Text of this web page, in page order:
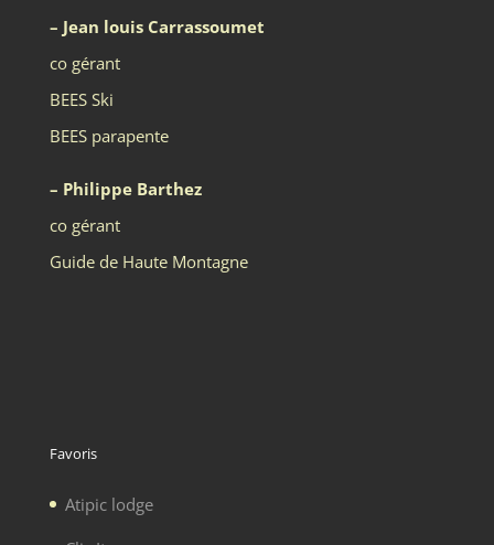
– Jean louis Carrassoumet
co gérant
BEES Ski
BEES parapente
– Philippe Barthez
co gérant
Guide de Haute Montagne
Favoris
Atipic lodge